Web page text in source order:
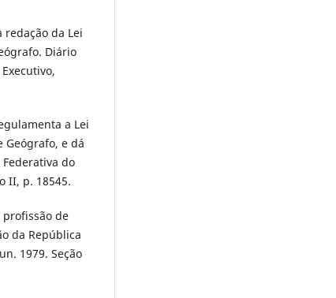
redação da Lei
Diário
a Lei
Geógrafo, e dá
do
II, p. 18545.
profissão de
da República
1979. Seção